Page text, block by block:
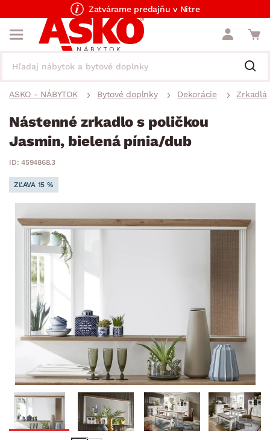
Zatvárame predajňu v Nitre
ASKO - NÁBYTOK Bytové doplnky Dekorácie Zrkadlá
Nástenné zrkadlo s poličkou
Jasmin, bielená pínia/dub
ID: 4594868.3
ZĽAVA 15 %